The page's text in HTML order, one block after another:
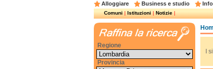
Alloggiare Business e studio
Comuni|Istituzioni|Notizie|
I
Regione
Provincia